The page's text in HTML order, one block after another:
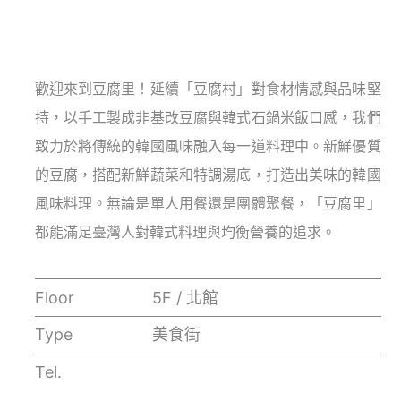
歡迎來到豆腐里！延續「豆腐村」對食材情感與品味堅
持，以手工製成非基改豆腐與韓式石鍋米飯口感，我們
致力於將傳統的韓國風味融入每一道料理中。新鮮優質
的豆腐，搭配新鮮蔬菜和特調湯底，打造出美味的韓國
風味料理。無論是單人用餐還是團體聚餐，「豆腐里」
都能滿足臺灣人對韓式料理與均衡營養的追求。
Floor
5F / 北館
Type
美食街
Tel.